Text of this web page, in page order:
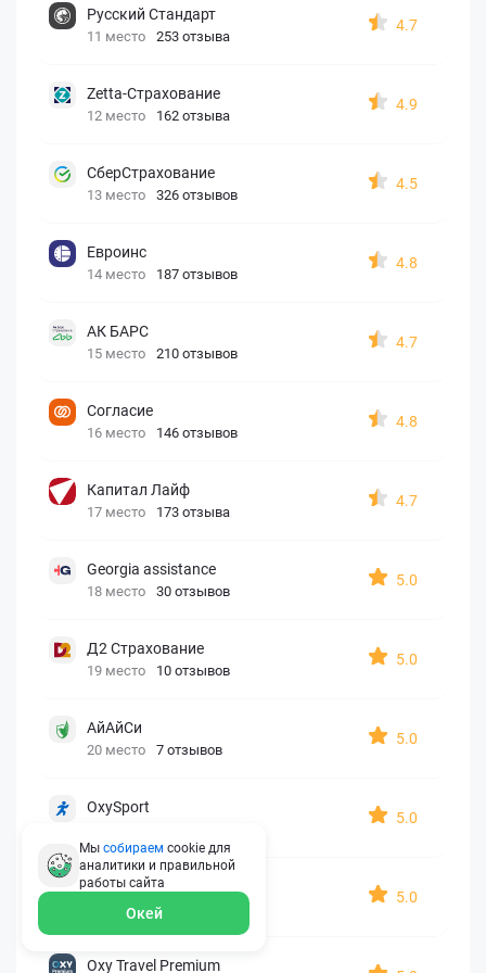
Русский Стандарт
11 место 253 отзыва
4.7
Zetta-Страхование
12 место 162 отзыва
4.9
СберСтрахование
13 место 326 отзывов
4.5
Евроинс
14 место 187 отзывов
4.8
АК БАРС
15 место 210 отзывов
4.7
Согласие
16 место 146 отзывов
4.8
Капитал Лайф
17 место 173 отзыва
4.7
Georgia assistance
18 место 30 отзывов
5.0
Д2 Страхование
19 место 10 отзывов
5.0
АйАйСи
20 место 7 отзывов
5.0
OxySport
5.0
ERGO AXA
22 место 2 отзыва
5.0
Oxy Travel Premium
Мы собираем cookie для
аналитики и правильной
работы сайта
Окей